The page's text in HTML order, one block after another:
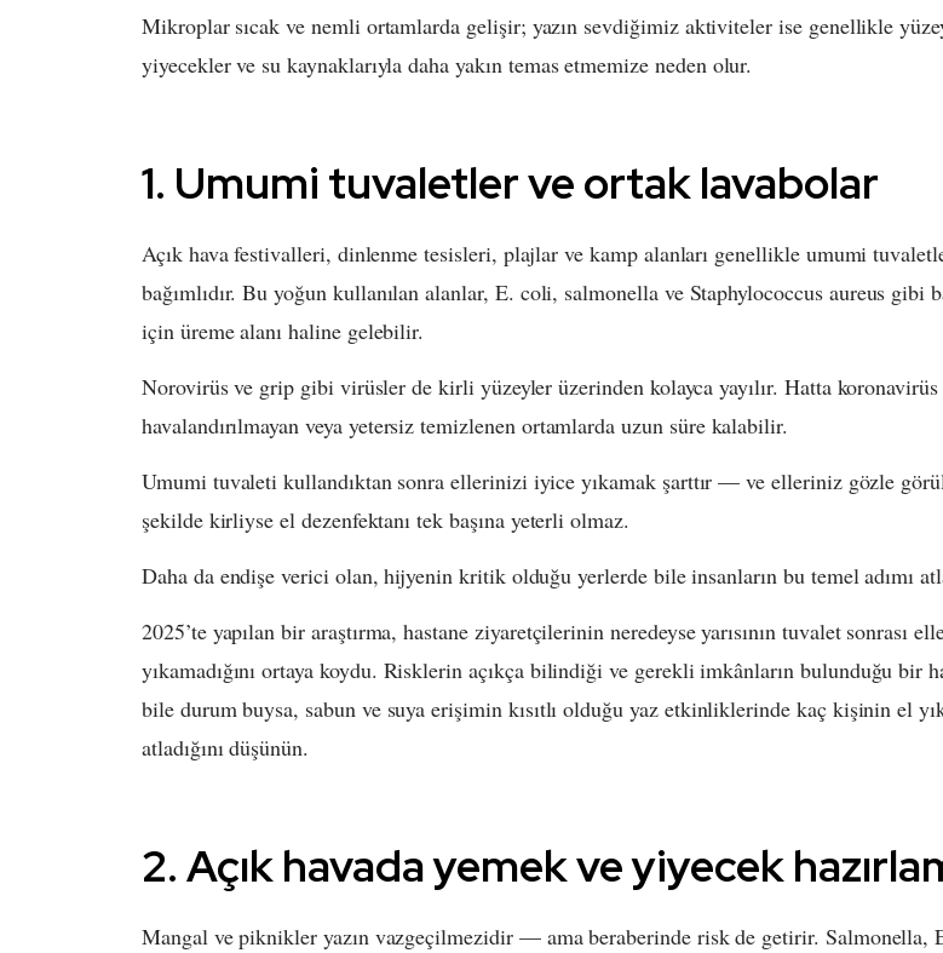
Mikroplar sıcak ve nemli ortamlarda gelişir; yazın sevdiğimiz aktiviteler ise genellikle
yiyecekler ve su kaynaklarıyla daha yakın temas etmemize neden olur.
1. Umumi tuvaletler ve ortak lavabolar
Açık hava festivalleri, dinlenme tesisleri, plajlar ve kamp alanları genellikle umumi
bağımlıdır. Bu yoğun kullanılan alanlar, E. coli, salmonella ve Staphylococcus aureus gibi
için üreme alanı haline gelebilir.
Norovirüs ve grip gibi virüsler de kirli yüzeyler üzerinden kolayca yayılır. Hatta
havalandırılmayan veya yetersiz temizlenen ortamlarda uzun süre kalabilir.
Umumi tuvaleti kullandıktan sonra ellerinizi iyice yıkamak şarttır — ve elleriniz gözle
şekilde kirliyse el dezenfektanı tek başına yeterli olmaz.
Daha da endişe verici olan, hijyenin kritik olduğu yerlerde bile insanların bu temel adımı
2025’te yapılan bir araştırma, hastane ziyaretçilerinin neredeyse yarısının tuvalet sonrası
yıkamadığını ortaya koydu. Risklerin açıkça bilindiği ve gerekli imkânların bulunduğu bir
bile durum buysa, sabun ve suya erişimin kısıtlı olduğu yaz etkinliklerinde kaç kişinin el
atladığını düşünün.
2. Açık havada yemek ve yiyecek
Mangal ve piknikler yazın vazgeçilmezidir — ama beraberinde risk de getirir. Salmonella,